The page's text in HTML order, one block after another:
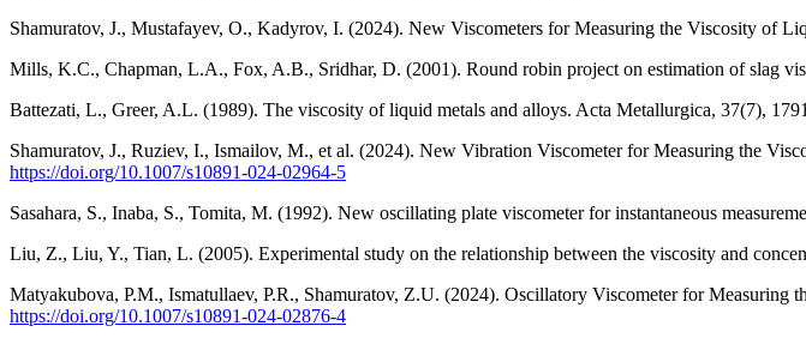
Shamuratov, J., Mustafayev, O., Kadyrov, I. (2024). New Viscometers for Measuring the Viscosity of
Mills, K.C., Chapman, L.A., Fox, A.B., Sridhar, D. (2001). Round robin project on estimation of slag
Battezati, L., Greer, A.L. (1989). The viscosity of liquid metals and alloys. Acta Metallurgica, 37(7),
Shamuratov, J., Ruziev, I., Ismailov, M., et al. (2024). New Vibration Viscometer for Measuring the
https://doi.org/10.1007/s10891-024-02964-5
Sasahara, S., Inaba, S., Tomita, M. (1992). New oscillating plate viscometer for instantaneous
Liu, Z., Liu, Y., Tian, L. (2005). Experimental study on the relationship between the viscosity and
Matyakubova, P.M., Ismatullaev, P.R., Shamuratov, Z.U. (2024). Oscillatory Viscometer for
https://doi.org/10.1007/s10891-024-02876-4